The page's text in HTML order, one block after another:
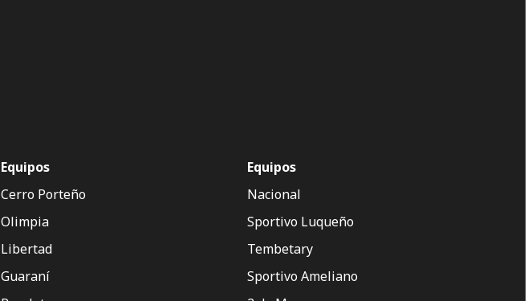
Equipos
Cerro Porteño
Olimpia
Libertad
Guaraní
Equipos
Nacional
Sportivo Luqueño
Tembetary
Sportivo Ameliano